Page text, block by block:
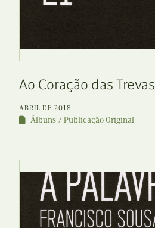
Ao Coração das Trevas
ABRIL DE 2018
Álbuns Publicação Original